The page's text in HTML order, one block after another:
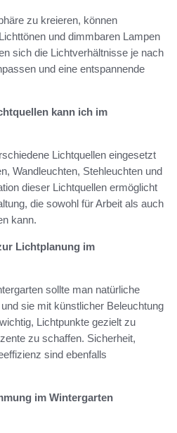
zu kreieren, können
und dimmbaren Lampen
sich die Lichtverhältnisse je nach
und eine entspannende
kann ich im
Lichtquellen eingesetzt
Wandleuchten, Stehleuchten und
dieser Lichtquellen ermöglicht
die sowohl für Arbeit als auch
kann.
Lichtplanung im
sollte man natürliche
sie mit künstlicher Beleuchtung
Lichtpunkte gezielt zu
zu schaffen. Sicherheit,
sind ebenfalls
im Wintergarten